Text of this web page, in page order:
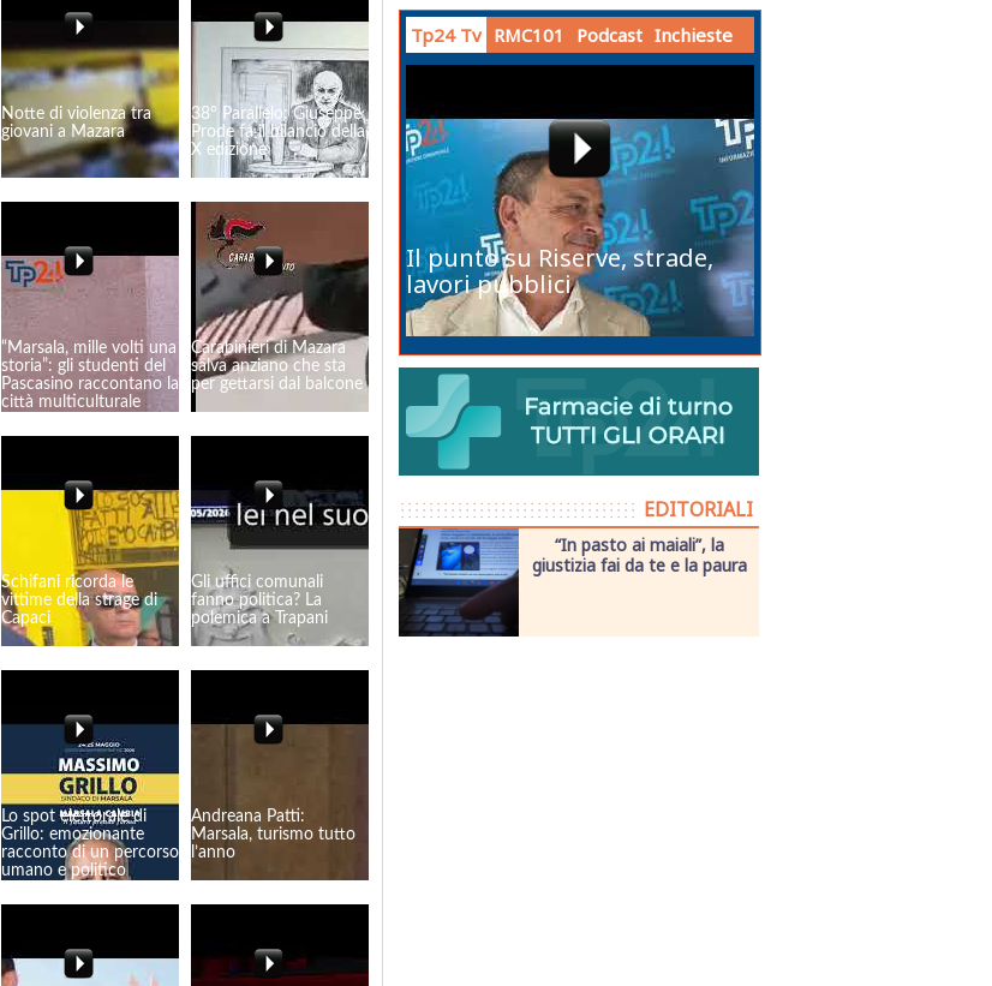
Notte di violenza tra
giovani a Mazara
38° Parallelo: Giuseppe
Prode fa il bilancio della
X edizione
“Marsala, mille volti una
storia”: gli studenti del
Pascasino raccontano la
città multiculturale
Carabinieri di Mazara
salva anziano che sta
per gettarsi dal balcone
Schifani ricorda le
vittime della strage di
Capaci
Gli uffici comunali
fanno politica? La
polemica a Trapani
Lo spot elettorale di
Grillo: emozionante
racconto di un percorso
umano e politico
Andreana Patti:
Marsala, turismo tutto
l’anno
Tp24 Tv RMC101 Podcast Inchieste
Il punto su Riserve, strade,
lavori pubblici
EDITORIALI
“In pasto ai maiali”, la
giustizia fai da te e la paura